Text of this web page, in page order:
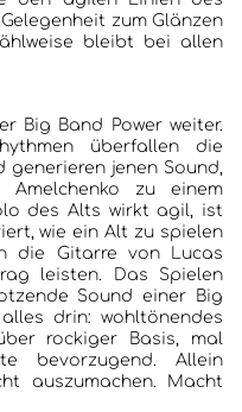
zum Glänzen
bleibt bei allen
Big Band Power weiter.
überfallen die
generieren jenen Sound,
zu einem
des Alts wirkt agil, ist
wie ein Alt zu spielen
die Gitarre von Lucas
leisten. Das Spielen
Sound einer Big
drin: wohltönendes
rockiger Basis, mal
bevorzugend. Allein
auszumachen. Macht